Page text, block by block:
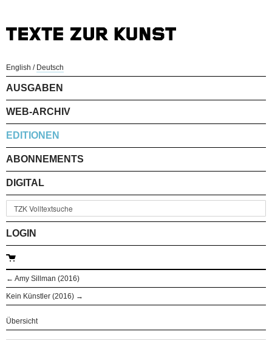
English / Deutsch
AUSGABEN
WEB-ARCHIV
EDITIONEN
ABONNEMENTS
DIGITAL
LOGIN
← Amy Sillman (2016)
Kein Künstler (2016) →
Übersicht